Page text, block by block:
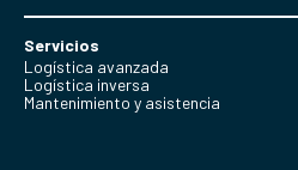
Servicios
Logística avanzada
Logística inversa
Mantenimiento y asistencia